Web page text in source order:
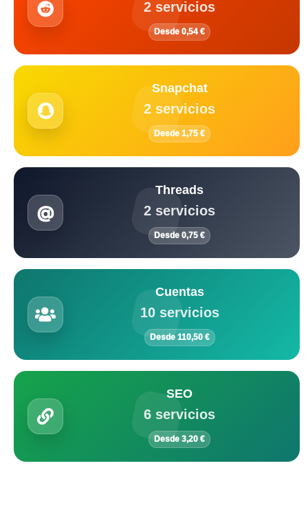
2 servicios
Desde 0,54 €
Snapchat
2 servicios
Desde 1,75 €
Threads
2 servicios
Desde 0,75 €
Cuentas
10 servicios
Desde 110,50 €
SEO
6 servicios
Desde 3,20 €